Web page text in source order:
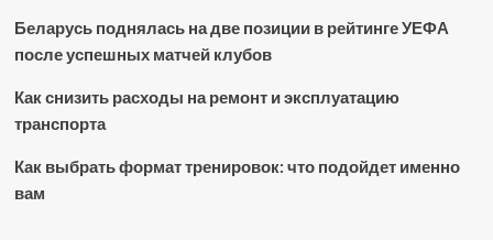
Беларусь поднялась на две позиции в рейтинге УЕФА
после успешных матчей клубов
Как снизить расходы на ремонт и эксплуатацию
транспорта
Как выбрать формат тренировок: что подойдет именно
вам